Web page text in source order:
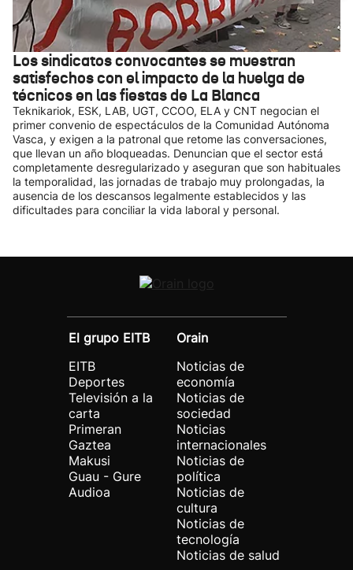
Los sindicatos convocantes se muestran
satisfechos con el impacto de la huelga de
técnicos en las fiestas de La Blanca
Teknikariok, ESK, LAB, UGT, CCOO, ELA y CNT negocian el
primer convenio de espectáculos de la Comunidad Autónoma
Vasca, y exigen a la patronal que retome las conversaciones,
que llevan un año bloqueadas. Denuncian que el sector está
completamente desregularizado y aseguran que son habituales
la temporalidad, las jornadas de trabajo muy prolongadas, la
ausencia de los descansos legalmente establecidos y las
dificultades para conciliar la vida laboral y personal.
El grupo EITB
EITB
Deportes
Televisión a la
carta
Primeran
Gaztea
Makusi
Guau - Gure
Audioa
Orain
Noticias de
economía
Noticias de
sociedad
Noticias
internacionales
Noticias de
política
Noticias de
cultura
Noticias de
tecnología
Noticias de salud